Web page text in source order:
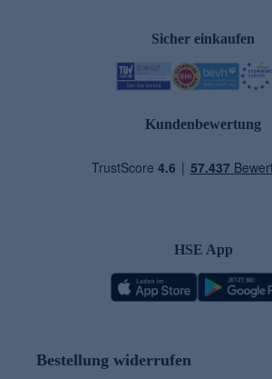
Sicher einkaufen
Kundenbewertung
HSE App
Bestellung widerrufen